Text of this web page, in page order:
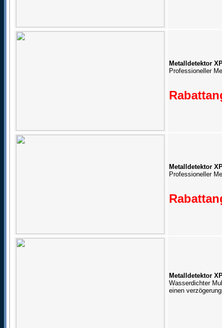
Metalldetektor
Professioneller
Metalldetektor
Professioneller
Metalldetektor
Wasserdichter
einen